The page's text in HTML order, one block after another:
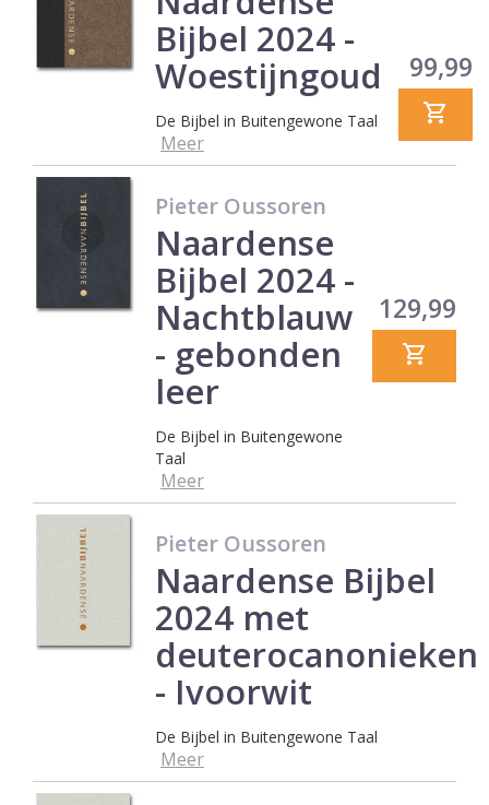
Bijbel 2024 -
Woestijngoud
De Bijbel in Buitengewone Taal
Meer
Prijs
99,99
Pieter Oussoren
Naardense
Bijbel 2024 -
Nachtblauw
- gebonden
leer
De Bijbel in Buitengewone
Taal
Meer
Prijs
129,99
Pieter Oussoren
Naardense Bijbel
2024 met
deuterocanonieken
- Ivoorwit
De Bijbel in Buitengewone Taal
Meer